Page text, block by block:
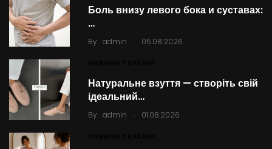
Боль внизу левого бока и суставах:
…
By admin . 05.08.2026
Натуральне взуття — створіть свій
ідеальний…
By admin . 01.08.2026